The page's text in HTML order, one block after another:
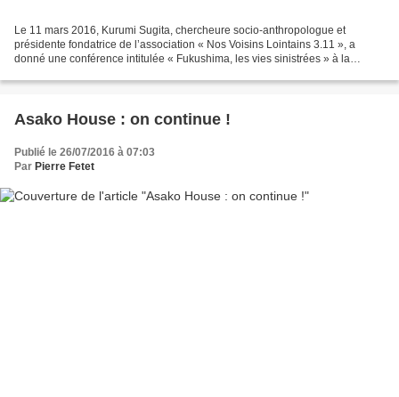
Le 11 mars 2016, Kurumi Sugita, chercheure socio-anthropologue et
présidente fondatrice de l’association « Nos Voisins Lointains 3.11 », a
donné une conférence intitulée « Fukushima, les vies sinistrées » à la
Asako House : on continue !
Publié le 26/07/2016 à 07:03
Par Pierre Fetet